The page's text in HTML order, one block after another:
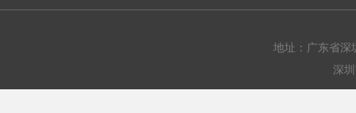
地址：广东省深
深